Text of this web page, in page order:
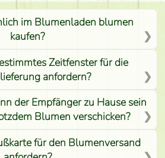
im Blumenladen blumen
kaufen?
Zeitfenster für die
anfordern?
der Empfänger zu Hause sein
Blumen verschicken?
für den Blumenversand